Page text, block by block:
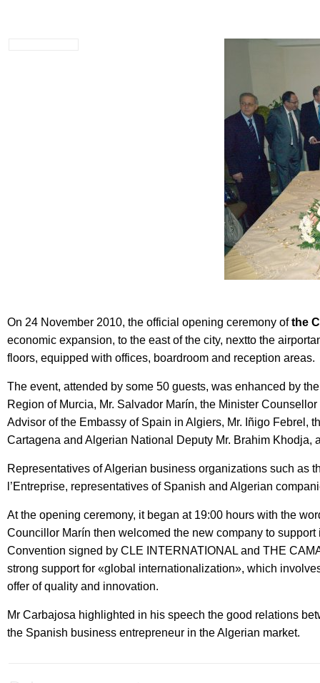
On 24 November 2010, the official opening ceremony ofthe
economic expansion, to the east of the city, nextto the
floors, equipped with offices, boardroom and reception areas.
The event, attended by some 50 guests, was enhanced by
Region of Murcia, Mr. Salvador Marín, the Minister
Advisor of the Embassy of Spain in Algiers, Mr. Iñigo Febrel,
Cartagena and Algerian National Deputy Mr. Brahim Khodja,
Representatives of Algerian business organizations such as
l’Entreprise, representatives of Spanish and Algerian
At the opening ceremony, it began at 19:00 hours with the
Councillor Marín then welcomed the new company to
Convention signed by CLE INTERNATIONAL and THE
strong support for «global internationalization», which
offer of quality and innovation.
Mr Carbajosa highlighted in his speech the good relations
the Spanish business entrepreneur in the Algerian market.